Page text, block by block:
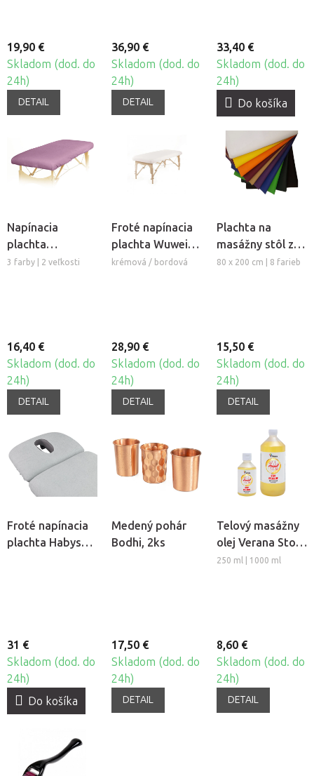
19,90 €
Skladom (dod. do
24h)
DETAIL
36,90 €
Skladom (dod. do
24h)
DETAIL
33,40 €
Skladom (dod. do
24h)
Do košíka
Napínacia
plachta
Quirumed na
3 farby | 2 veľkosti
16,40 €
Skladom (dod. do
24h)
DETAIL
Froté napínacia
plachta Wuwei
WellTouch na
krémová / bordová
28,90 €
Skladom (dod. do
24h)
DETAIL
Plachta na
masážny stôl z
lisovaného
80 x 200 cm | 8 farieb
15,50 €
Skladom (dod. do
24h)
DETAIL
Froté napínacia
plachta Habys® 2
31 €
Skladom (dod. do
24h)
Do košíka
Medený pohár
Bodhi, 2ks
17,50 €
Skladom (dod. do
24h)
DETAIL
Telový masážny
olej Verana Stop
Celulitíde
250 ml | 1000 ml
8,60 €
Skladom (dod. do
24h)
DETAIL